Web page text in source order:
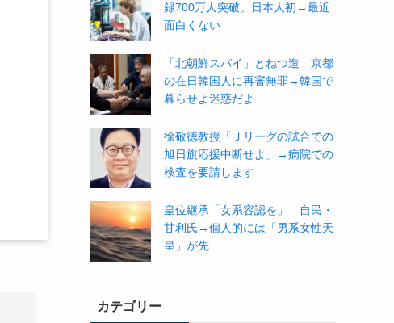
録700万人突破。日本人初→最近
面白くない
「北朝鮮スパイ」とねつ造 京都
の在日韓国人に再審無罪→韓国で
暮らせよ迷惑だよ
徐敬徳教授「Ｊリーグの試合での
旭日旗応援中断せよ」→病院での
検査を要請します
皇位継承「女系容認を」 自民・
甘利氏→個人的には「男系女性天
皇」が先
カテゴリー